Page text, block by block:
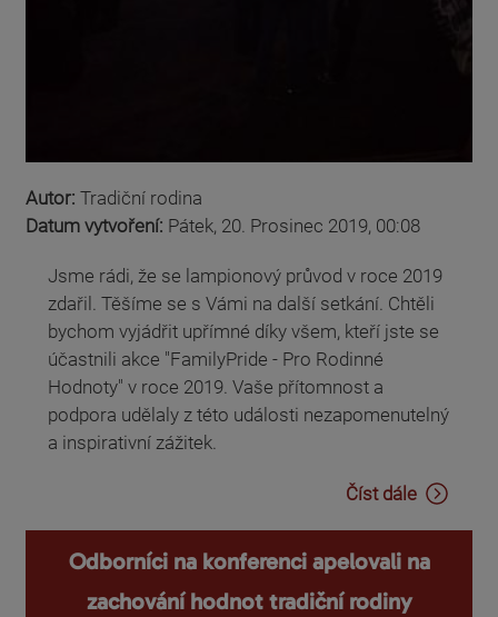
Autor: Tradiční rodina
Datum vytvoření: Pátek, 20. Prosinec 2019, 00:08
Jsme rádi, že se lampionový průvod v roce 2019
zdařil. Těšíme se s Vámi na další setkání. Chtěli
bychom vyjádřit upřímné díky všem, kteří jste se
účastnili akce "FamilyPride - Pro Rodinné
Hodnoty" v roce 2019. Vaše přítomnost a
podpora udělaly z této události nezapomenutelný
a inspirativní zážitek.
Číst dále
Odborníci na konferenci apelovali na
zachování hodnot tradiční rodiny